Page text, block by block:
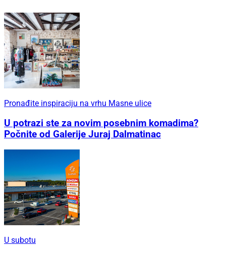
Pronađite inspiraciju na vrhu Masne ulice
U potrazi ste za novim posebnim komadima?
Počnite od Galerije Juraj Dalmatinac
U subotu